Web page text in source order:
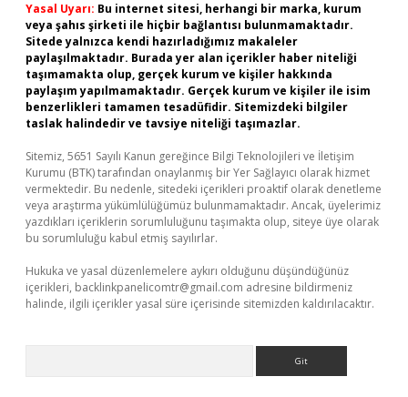
Yasal Uyarı: Bu internet sitesi, herhangi bir marka, kurum
veya şahıs şirketi ile hiçbir bağlantısı bulunmamaktadır.
Sitede yalnızca kendi hazırladığımız makaleler
paylaşılmaktadır. Burada yer alan içerikler haber niteliği
taşımamakta olup, gerçek kurum ve kişiler hakkında
paylaşım yapılmamaktadır. Gerçek kurum ve kişiler ile isim
benzerlikleri tamamen tesadüfidir. Sitemizdeki bilgiler
taslak halindedir ve tavsiye niteliği taşımazlar.
Sitemiz, 5651 Sayılı Kanun gereğince Bilgi Teknolojileri ve İletişim
Kurumu (BTK) tarafından onaylanmış bir Yer Sağlayıcı olarak hizmet
vermektedir. Bu nedenle, sitedeki içerikleri proaktif olarak denetleme
veya araştırma yükümlülüğümüz bulunmamaktadır. Ancak, üyelerimiz
yazdıkları içeriklerin sorumluluğunu taşımakta olup, siteye üye olarak
bu sorumluluğu kabul etmiş sayılırlar.
Hukuka ve yasal düzenlemelere aykırı olduğunu düşündüğünüz
içerikleri, backlinkpanelicomtr@gmail.com adresine bildirmeniz
halinde, ilgili içerikler yasal süre içerisinde sitemizden kaldırılacaktır.